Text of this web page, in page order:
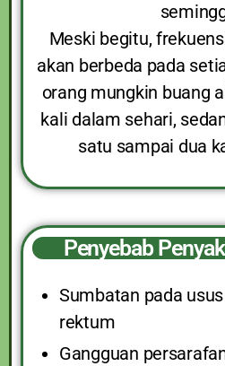
Meski begitu,
akan berbeda pada
orang mungkin buang
kali dalam sehari,
satu sampai dua
Penyebab
Sumbatan pada
rektum
Gangguan